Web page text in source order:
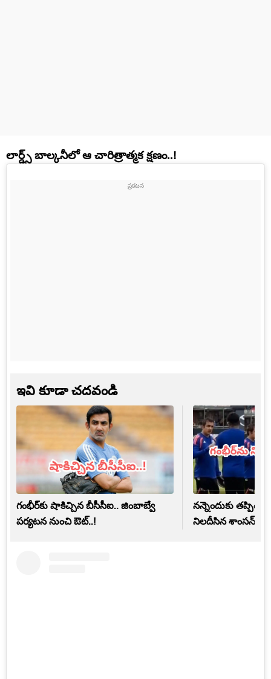
లార్డ్స్ బాల్కనీలో ఆ చారిత్రాత్మక క్షణం..!
ఇవి కూడా చదవండి
గంభీర్‌కు షాకిచ్చిన బీసీసీఐ.. జింబాబ్వే
పర్యటన నుంచి ఔట్..!
నన్నెందుకు
నిలదీసిన శాంసన్..?